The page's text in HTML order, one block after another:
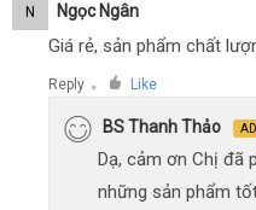
N Ngọc Ngân
Giá rẻ, sản phẩm chất
Reply ● Like
BS Thanh Thảo
Dạ, cảm ơn Chị đã
những sản phẩm